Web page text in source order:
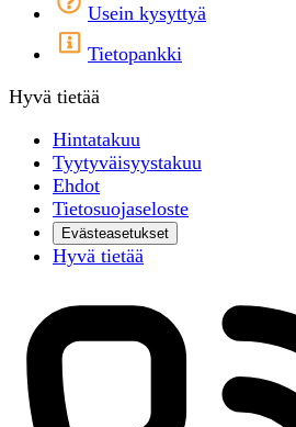
Usein kysyttyä
Tietopankki
Hyvä tietää
Hintatakuu
Tyytyväisyystakuu
Ehdot
Tietosuojaseloste
Evästeasetukset
Hyvä tietää